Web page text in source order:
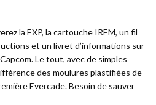
la EXP, la cartouche IREM, un fil
et un livret d’informations sur
Le tout, avec de simples
des moulures plastifiées de
Evercade. Besoin de sauver